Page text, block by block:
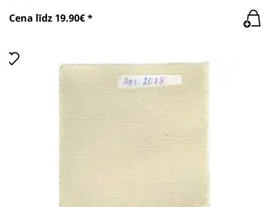
Cena līdz 19.90€ *